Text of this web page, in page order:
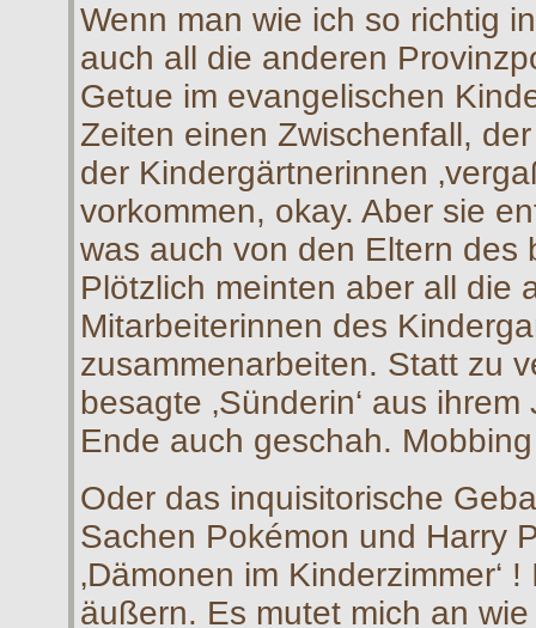
Wenn man wie ich so richtig
auch all die anderen
Getue im evangelischen
Zeiten einen Zwischenfall,
der Kindergärtnerinnen
vorkommen, okay. Aber sie
was auch von den Eltern des
Plötzlich meinten aber all die
Mitarbeiterinnen des
zusammenarbeiten. Statt zu
besagte ‚Sünderin‘ aus
Ende auch geschah.
Oder das inquisitorische
Sachen Pokémon und Harry
‚Dämonen im Kinderzimmer‘
äußern. Es mutet mich an